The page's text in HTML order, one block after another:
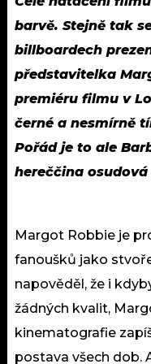
barvě. Stejně tak
billboardech
představitelka
premiéru filmu v
černé a nesmírně
Pořád je to ale
hereččina osudová
Margot Robbie je
fanoušků jako
napověděl, že i
žádných kvalit,
kinematografie
postava všech dob.